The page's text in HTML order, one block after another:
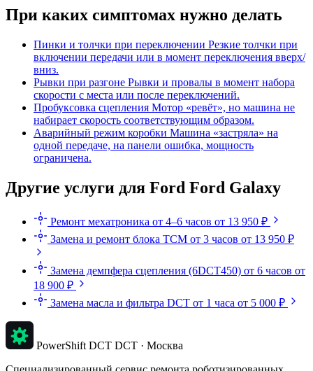
При каких симптомах нужно делать
Пинки и толчки при переключении Резкие толчки при
включении передачи или в момент переключения вверх/
вниз.
Рывки при разгоне Рывки и провалы в момент набора
скорости с места или после переключений.
Пробуксовка сцепления Мотор «ревёт», но машина не
набирает скорость соответствующим образом.
Аварийный режим коробки Машина «застряла» на
одной передаче, на панели ошибка, мощность
ограничена.
Другие услуги для Ford Ford Galaxy
Ремонт мехатроника от 4–6 часов от 13 950 ₽
Замена и ремонт блока TCM от 3 часов от 13 950 ₽
Замена демпфера сцепления (6DCT450) от 6 часов от
18 900 ₽
Замена масла и фильтра DCT от 1 часа от 5 000 ₽
PowerShift DCT DCT · Москва